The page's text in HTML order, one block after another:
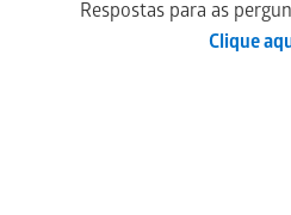
Respostas para as
Clique